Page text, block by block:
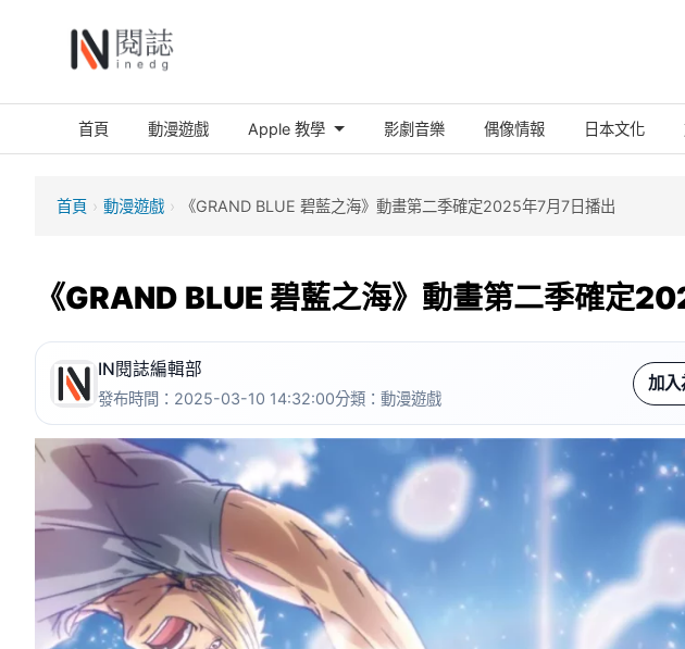
首頁
動漫遊戲 Apple 教學 影劇音樂 偶像情報 日本文化
首頁 › 動漫遊戲 › 《GRAND BLUE 碧藍之海》動畫第二季確定2025年7月7日播出
《GRAND BLUE 碧藍之海》動畫第二季確定
IN閱誌編輯部
發布時間：2025-03-10 14:32:00分類： 動漫遊戲
加